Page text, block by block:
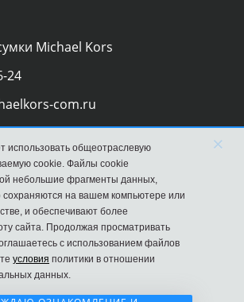
Michael Kors
24
com.ru
использовать общеотраслевую
cookie. Файлы cookie
небольшие фрагменты данных,
на вашем компьютере или
и обеспечивают более
сайта. Продолжая просматривать
с использованием файлов
условия политики в отношении
данных.
×